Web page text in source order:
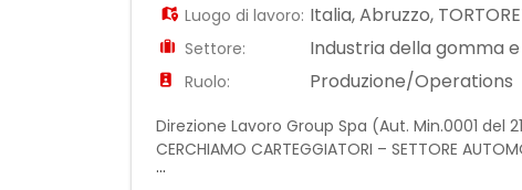
Luogo di lavoro: Italia,Abruzzo,
Settore: Industria della gomma
Ruolo: Produzione/Operations
Direzione Lavoro Group Spa (Aut. Min.0001
CERCHIAMO CARTEGGIATORI – SETTORE
Carteggiatori con esperienza nella lavorazione
...